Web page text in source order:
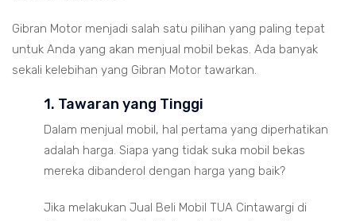
Gibran Motor menjadi salah satu pilihan yang paling tepat
untuk Anda yang akan menjual mobil bekas. Ada banyak
sekali kelebihan yang Gibran Motor tawarkan.
1. Tawaran yang Tinggi
Dalam menjual mobil, hal pertama yang diperhatikan
adalah harga. Siapa yang tidak suka mobil bekas
mereka dibanderol dengan harga yang baik?
Jika melakukan Jual Beli Mobil TUA Cintawargi di